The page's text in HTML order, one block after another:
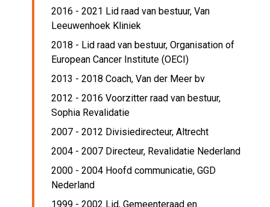
2016 - 2021 Lid raad van bestuur, Van
Leeuwenhoek Kliniek
2018 - Lid raad van bestuur, Organisation of
European Cancer Institute (OECI)
2013 - 2018 Coach, Van der Meer bv
2012 - 2016 Voorzitter raad van bestuur,
Sophia Revalidatie
2007 - 2012 Divisiedirecteur, Altrecht
2004 - 2007 Directeur, Revalidatie Nederland
2000 - 2004 Hoofd communicatie, GGD
Nederland
1999 - 2002 Lid, Gemeenteraad en